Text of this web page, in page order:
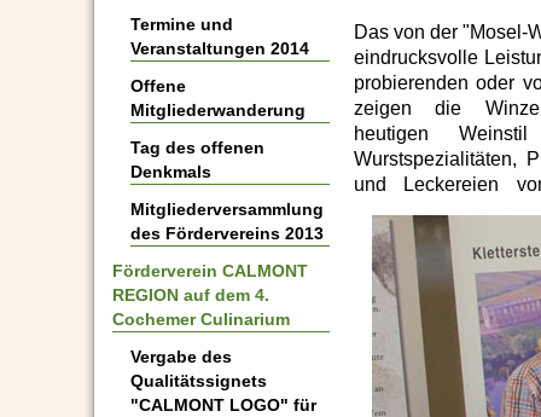
Termine und
Veranstaltungen 2014
Offene
Mitgliederwanderung
Tag des offenen
Denkmals
Mitgliederversammlung
des Fördervereins 2013
Förderverein CALMONT
REGION auf dem 4.
Cochemer Culinarium
Vergabe des
Qualitätssignets
"CALMONT LOGO" für
Das von der "Mosel-
eindrucksvolle
probierenden oder
zeigen die
heutigen
Wurstspezialitäten,
und Leckereien